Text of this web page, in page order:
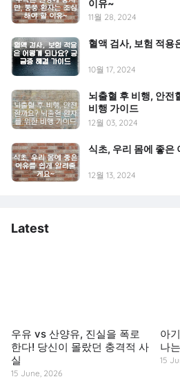
이유~
11월 28, 2024
혈액 검사, 보험 적용
10월 17, 2024
뇌출혈 후 비행, 안전
비행 가이드
12월 03, 2024
식초, 우리 몸에 좋은
12월 13, 2024
Latest
우유 vs 산양유, 진실을 폭로
한다! 당신이 몰랐던 충격적 사
실
15 June, 2026
아
나
15